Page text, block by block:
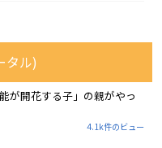
タル)
が開花する子」の親がやっ
4.1k件のビュー